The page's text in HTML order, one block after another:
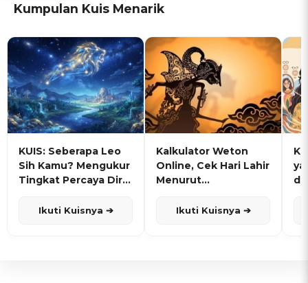
Kumpulan Kuis Menarik
KUIS: Seberapa Leo
Sih Kamu? Mengukur
Tingkat Percaya Diri
Ikuti Kuisnya ➔
Kalkulator Weton
Online, Cek Hari Lahir
Menurut
Ikuti Kuisnya ➔